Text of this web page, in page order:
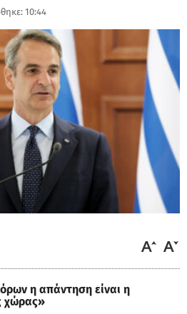
10:44
η απάντηση είναι η
χώρας»